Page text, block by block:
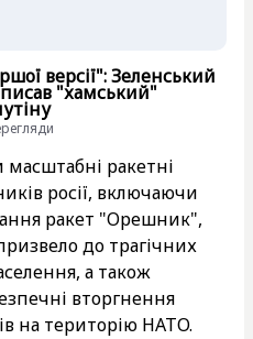
версії": Зеленський
"хамський"
ракетні
росії, включаючи
ракет "Орешник",
до трагічних
а також
вторгнення
на територію НАТО.